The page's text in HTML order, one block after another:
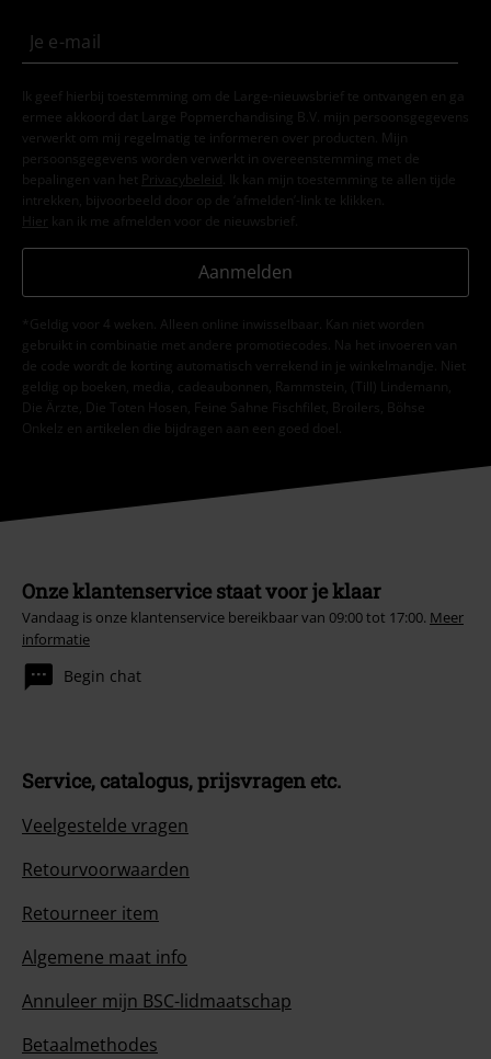
Ik geef hierbij toestemming om de Large-nieuwsbrief te ontvangen en ga
ermee akkoord dat Large Popmerchandising B.V. mijn persoonsgegevens
verwerkt om mij regelmatig te informeren over producten. Mijn
persoonsgegevens worden verwerkt in overeenstemming met de
bepalingen van het
Privacybeleid . Ik kan mijn toestemming te allen tijde
intrekken, bijvoorbeeld door op de ‘afmelden’-link te klikken.
Hier kan ik me afmelden voor de nieuwsbrief.
Aanmelden
*Geldig voor 4 weken. Alleen online inwisselbaar. Kan niet worden
gebruikt in combinatie met andere promotiecodes. Na het invoeren van
de code wordt de korting automatisch verrekend in je winkelmandje. Niet
geldig op boeken, media, cadeaubonnen, Rammstein, (Till) Lindemann,
Die Ärzte, Die Toten Hosen, Feine Sahne Fischfilet, Broilers, Böhse
Onkelz en artikelen die bijdragen aan een goed doel.
Onze klantenservice staat voor je klaar
Vandaag is onze klantenservice bereikbaar van 09:00 tot 17:00. Meer
informatie
Begin chat
Service, catalogus, prijsvragen etc.
Veelgestelde vragen
Retourvoorwaarden
Retourneer item
Algemene maat info
Annuleer mijn BSC-lidmaatschap
Betaalmethodes